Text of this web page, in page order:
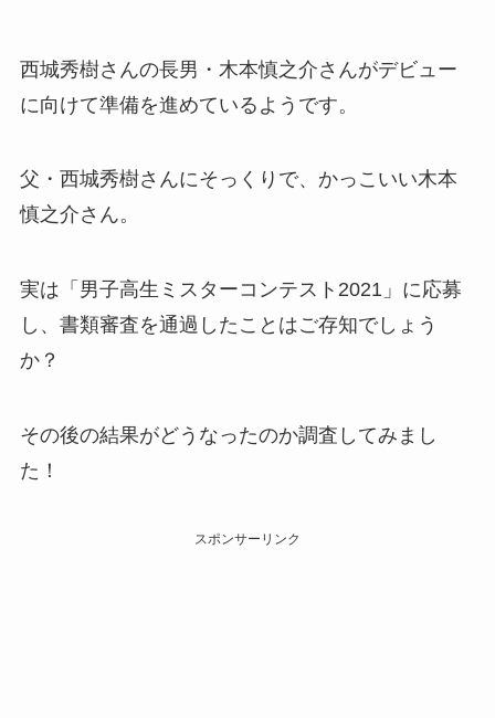
西城秀樹さんの長男・木本慎之介さんがデビュー
に向けて準備を進めているようです。
父・西城秀樹さんにそっくりで、かっこいい木本
慎之介さん。
実は「男子高生ミスターコンテスト2021」に応募
し、書類審査を通過したことはご存知でしょう
か？
その後の結果がどうなったのか調査してみまし
た！
スポンサーリンク